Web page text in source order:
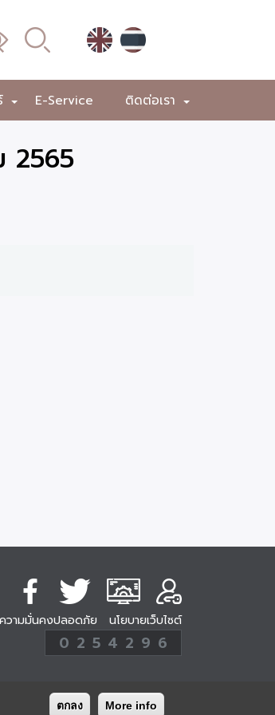
ตกลง More info
+ E-Service +
ติดต่อเรา
2565
วามมั่นคงปลอดภัย นโยบายเว็บไซต์
254296
ครั้ง
0 2 5 4 2 9 6